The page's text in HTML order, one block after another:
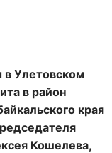
Улетовском
в район
края
Кошелева,